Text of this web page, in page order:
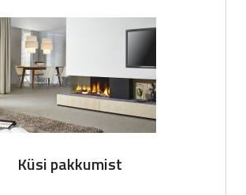
Küsi pakkumist